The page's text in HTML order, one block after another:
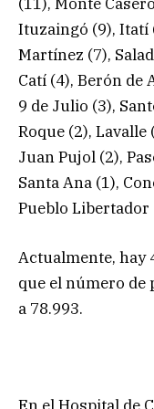
Ituzaingó (9), Itatí
Martínez (7),
Catí (4), Berón de
9 de Julio (3),
Roque (2),
Juan Pujol (2),
Santa Ana (1),
Pueblo Libertador
Actualmente, hay
que el número de
a 78.993.